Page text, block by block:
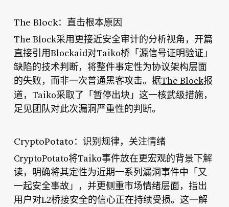
The Block：直击根本原因
The Block采用更接近安全审计的分析视角，开篇
直接引用Blockaid对Taiko桥「源信号证明验证」
缺陷的技术判断，将整件事定性为协议架构层面
的失败，而非一次普通黑客攻击。据The Block报
道，Taiko采取了 「暂停出块」 这一核武级措施，
足见团队对此次漏洞严重性的判断。
CryptoPotato：识别规律，关注情绪
CryptoPotato将Taiko事件放在更宏观的背景下解
读，明确将其定性为近期一系列漏洞事件中「又
一起安全事故」，并更侧重市场情绪层面，指出
用户对L2桥接安全的信心正在持续受损。这一解